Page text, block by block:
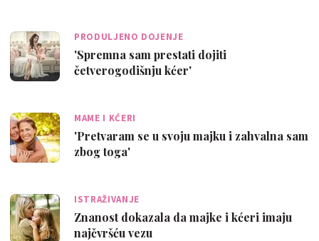
PRODULJENO DOJENJE
'Spremna sam prestati dojiti
četverogodišnju kćer'
MAME I KĆERI
'Pretvaram se u svoju majku i zahvalna sam
zbog toga'
ISTRAŽIVANJE
Znanost dokazala da majke i kćeri imaju
najčvršću vezu